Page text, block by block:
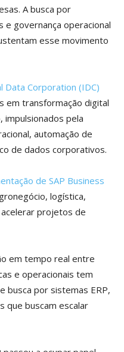
A busca por
e governança operacional
esse movimento
Data Corporation (IDC)
em transformação digital
impulsionados pela
automação de
de dados corporativos.
de SAP Business
logística,
projetos de
em tempo real entre
e operacionais tem
busca por sistemas ERP,
que buscam escalar